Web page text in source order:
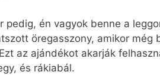
én vagyok benne a
öregasszony, amikor
az ajándékot akarják
és rákiabál.